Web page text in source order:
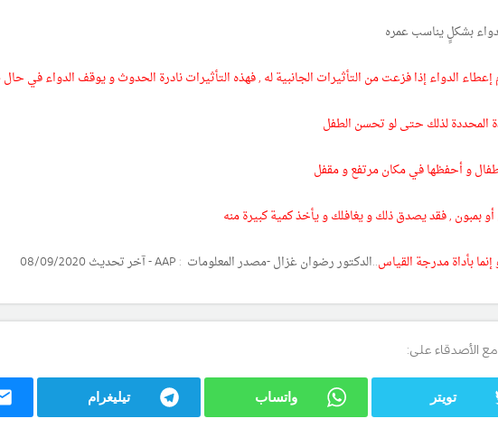
بشكلٍ يناسب عمره
إعطاء الدواء إذا فزعت من التأثيرات الجانبية له , فهذه التأثيرات نادرة الحدوث و يوقف الدواء في
المحددة لذلك حتى لو تحسن الطفل
و أحفظها في مكان مرتفع و مقفل
بمبون , فقد يصدق ذلك و يغافلك و يأخذ كمية كبيرة منه
بأداة مدرجة القياس..الدكتور رضوان غزال -مصدر المعلومات : AAP - آخر تحديث 08/09/2020
الأصدقاء على:
تويتر واتساب تيليغرام